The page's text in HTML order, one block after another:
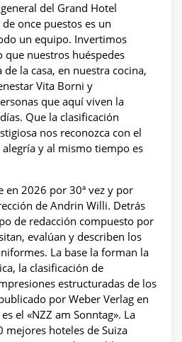
del Grand Hotel
once puestos es un
un equipo. Invertimos
que nuestros huéspedes
la casa, en nuestra cocina,
Vita Borni y
que aquí viven la
Que la clasificación
nos reconozca con el
y al mismo tiempo es
en 2026 por 30ª vez y por
de Andrin Willi. Detrás
de redacción compuesto por
evalúan y describen los
La base la forman la
la clasificación de
estructuradas de los
por Weber Verlag en
el «NZZ am Sonntag». La
mejores hoteles de Suiza